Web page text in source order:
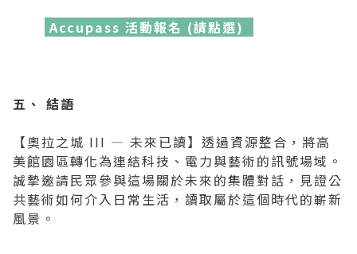
Accupass 活動報名 (請點選)
五、 結語
【奧拉之城 III — 未來已讀】透過資源整合，將高
美館園區轉化為連結科技、電力與藝術的訊號場域。
誠摯邀請民眾參與這場關於未來的集體對話，見證公
共藝術如何介入日常生活，讀取屬於這個時代的嶄新
風景。